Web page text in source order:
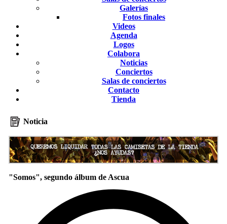
Galerías
Fotos finales
Videos
Agenda
Logos
Colabora
Noticias
Conciertos
Salas de conciertos
Contacto
Tienda
Noticia
"Somos", segundo álbum de Ascua